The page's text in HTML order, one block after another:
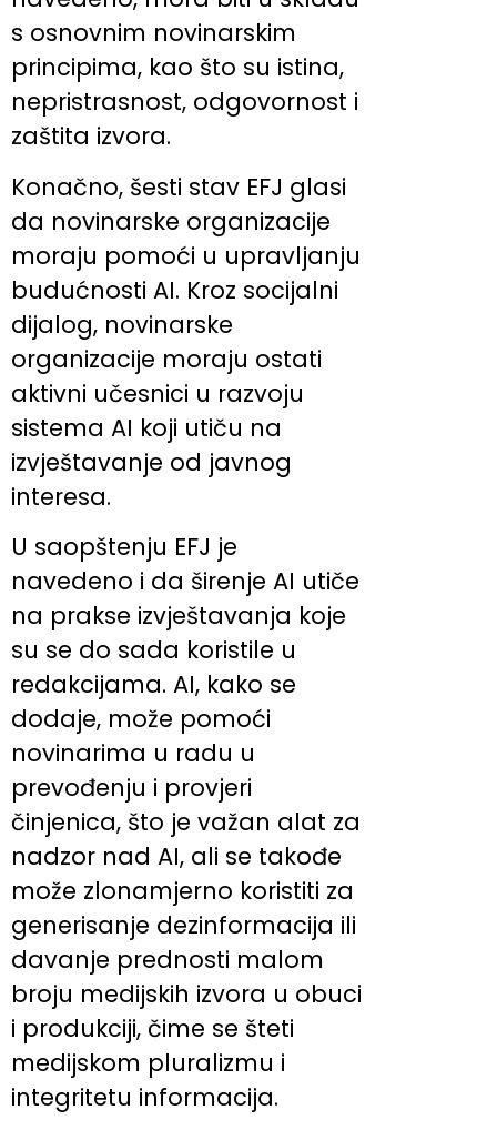
s osnovnim novinarskim
principima, kao što su istina,
nepristrasnost, odgovornost i
zaštita izvora.
Konačno, šesti stav EFJ glasi
da novinarske organizacije
moraju pomoći u upravljanju
budućnosti AI. Kroz socijalni
dijalog, novinarske
organizacije moraju ostati
aktivni učesnici u razvoju
sistema AI koji utiču na
izvještavanje od javnog
interesa.
U saopštenju EFJ je
navedeno i da širenje AI utiče
na prakse izvještavanja koje
su se do sada koristile u
redakcijama. AI, kako se
dodaje, može pomoći
novinarima u radu u
prevođenju i provjeri
činjenica, što je važan alat za
nadzor nad AI, ali se takođe
može zlonamjerno koristiti za
generisanje dezinformacija ili
davanje prednosti malom
broju medijskih izvora u obuci
i produkciji, čime se šteti
medijskom pluralizmu i
integritetu informacija.